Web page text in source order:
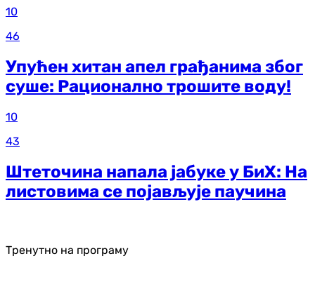
10
46
Упућен хитан апел грађанима због
суше: Рационално трошите воду!
10
43
Штеточина напала јабуке у БиХ: На
листовима се појављује паучина
Тренутно на програму